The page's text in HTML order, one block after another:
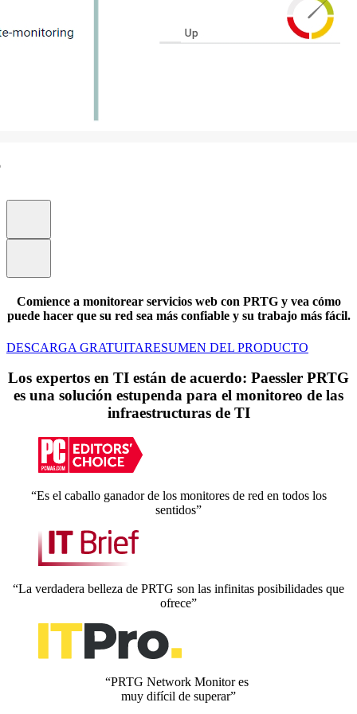
Comience a monitorear servicios web con PRTG y vea cómo
puede hacer que su red sea más confiable y su trabajo más fácil.
DESCARGA GRATUITARESUMEN DEL PRODUCTO
Los expertos en TI están de acuerdo: Paessler PRTG
es una solución estupenda para el monitoreo de las
infraestructuras de TI
“Es el caballo ganador de los monitores de red en todos los
sentidos”
“La verdadera belleza de PRTG son las infinitas posibilidades que
ofrece”
“PRTG Network Monitor es
muy difícil de superar”